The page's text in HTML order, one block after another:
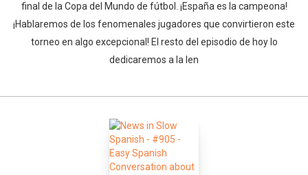
final de la Copa del Mundo de fútbol. ¡España es la campeona!
¡Hablaremos de los fenomenales jugadores que convirtieron este
torneo en algo excepcional! El resto del episodio de hoy lo
dedicaremos a la len